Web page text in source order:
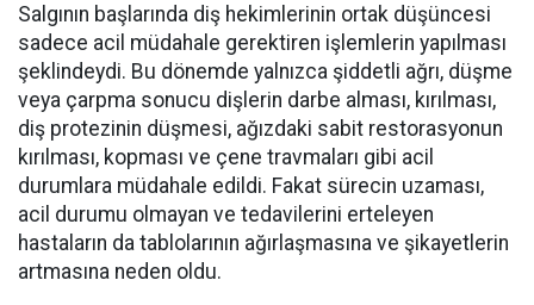
Salgının başlarında diş hekimlerinin ortak düşüncesi
sadece acil müdahale gerektiren işlemlerin yapılması
şeklindeydi. Bu dönemde yalnızca şiddetli ağrı, düşme
veya çarpma sonucu dişlerin darbe alması, kırılması,
diş protezinin düşmesi, ağızdaki sabit restorasyonun
kırılması, kopması ve çene travmaları gibi acil
durumlara müdahale edildi. Fakat sürecin uzaması,
acil durumu olmayan ve tedavilerini erteleyen
hastaların da tablolarının ağırlaşmasına ve şikayetlerin
artmasına neden oldu.